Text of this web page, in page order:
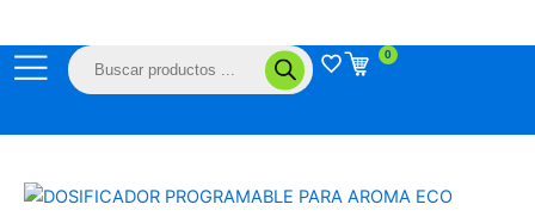
al
contenido
Búsqueda
de
0